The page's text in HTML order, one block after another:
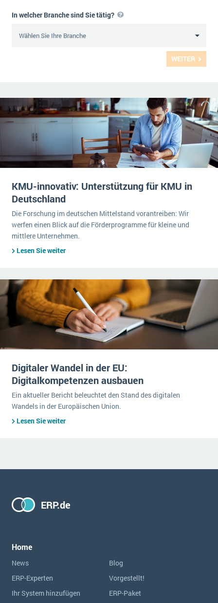
WEITER
In welcher Branche sind Sie tätig?
KMU-innovativ: Unterstützung für KMU in
Deutschland
Die Forschung im deutschen Mittelstand vorantreiben: Wir
werfen einen Blick auf die Förderprogramme für kleine und
mittlere Unternehmen.
Lesen Sie weiter
Digitaler Wandel in der EU:
Digitalkompetenzen ausbauen
Ein aktueller Bericht beleuchtet den Stand des digitalen
Wandels in der Europäischen Union.
Lesen Sie weiter
ERP.de
Home
News
Blog
ERP-Experten
Vorgestellt!
Ihr System hinzufügen
ERP-Paket